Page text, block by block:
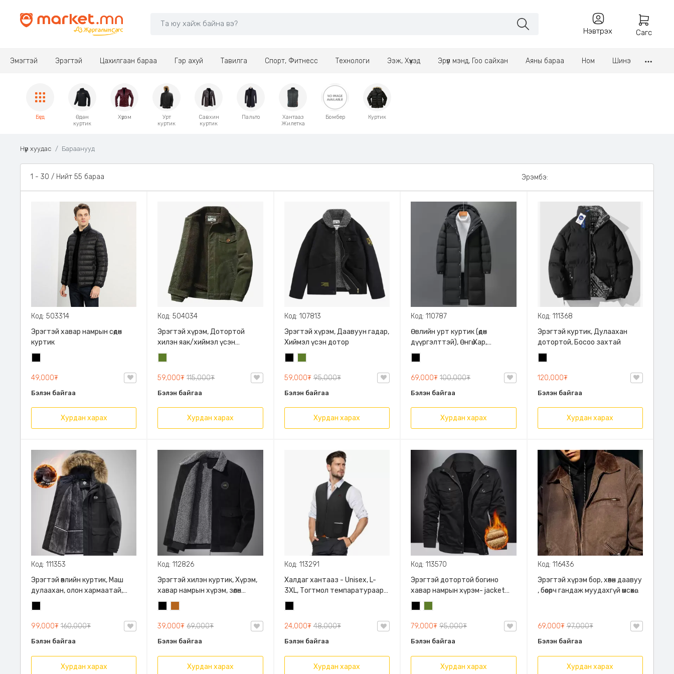
Нэвтрэх Сагс
Эмэгтэй Эрэгтэй Цахилгаан бараа Гэр ахуй Тавилга Спорт, Фитнесс Технологи Ээж, Хүүхэд Эрүүл мэнд, Гоо сайхан Аяны бараа Ном Шинэ
Бүгд
Өдөн
куртик
Хүрэм
Урт
куртик
Савхин
куртик
Пальто
Хантааз
Жилетка
Бомбер Куртик
Нүүр хуудас Бараанууд
1 - 30 / Нийт 55 бараа Эрэмбэ:
Код: 503314
Эрэгтэй хавар намрын сөдөн
куртик
49,000₮
Бэлэн байгаа
Хурдан харах
Код: 504034
Эрэгтэй хүрэм, Дотортой
хилэн яак/хиймэл үсэн
дотортой/хавар, намар, өвлийн
улиралд өмсөхөд тохиромжтой
59,000₮115,000₮
Бэлэн байгаа
Хурдан харах
Код: 107813
Эрэгтэй хүрэм, Даавуун гадар,
Хиймэл үсэн дотор
59,000₮ 95,000₮
Бэлэн байгаа
Хурдан харах
Код: 110787
Өвлийн урт куртик (өдөн
дүүргэлттэй), Өнгө:Хар,
Материал:100% полиэфир,
Дотор:Цагаан галууны сөд
69,000₮100,000₮
Бэлэн байгаа
Хурдан харах
Код: 111368
Эрэгтэй куртик, Дулаахан
дотортой, Босоо захтай
120,000₮
Бэлэн байгаа
Хурдан харах
Код: 111353
Эрэгтэй өвлийн куртик, Маш
дулаахан, олон хармаатай,
хилэн даавуу дотортой, үстэй
малгайтай, нуруу бөөр хэсгээр
дулаахан, зөөлөн дотортой
99,000₮ 160,000₮
Бэлэн байгаа
Хурдан харах
Код: 112826
Эрэгтэй хилэн куртик, Хүрэм,
хавар намрын хүрэм, зөөлөн
дотортой дулаахан биед
эвтэйхэн, хөнгөн
39,000₮69,000₮
Бэлэн байгаа
Хурдан харах
Код: 113291
Халдаг хантааз - Unisex, L-
3XL, Тогтмол темпаратураар
халдаг, Аюулгүй, USB-р
ажилладаг
24,000₮ 48,000₮
Бэлэн байгаа
Хурдан харах
Код: 113570
Эрэгтэй дотортой богино
хавар намрын хүрэм- jacket
гадуур хувцас, эрэгтэй жакет,
XL-6XL, Даавуу, Дулаахан,
зөөлхөн дотортой
79,000₮95,000₮
Бэлэн байгаа
Хурдан харах
Код: 116436
Эрэгтэй хүрэм бор, хөвөн даавуу
, бөөсөрч гандаж муудахгүй өмсөхөд
тохиромжтой
69,000₮97,000₮
Бэлэн байгаа
Хурдан харах